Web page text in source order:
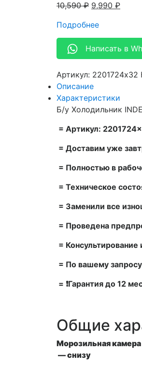
10,590₽ 9,990 ₽
Подробнее
Написать в
Артикул: 2201724x32
Описание
Характеристики
Б/у Холодильник
= Артикул:
= Доставим уже
= Полностью в
= Техническое
= Заменили все
= Проведена
=
= По вашему
= ❗Гарантия до 12
Общие
Морозильная камера
— снизу